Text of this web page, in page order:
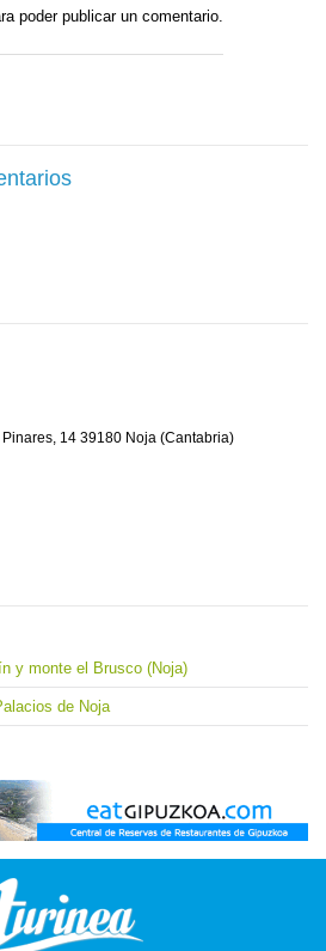
poder publicar un comentario.
14 39180 Noja (Cantabria)
y monte el Brusco (Noja)
de Noja